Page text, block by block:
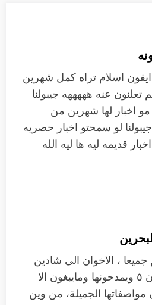
اسلام تراه كمل شهرين
عنه هههههه جيبولنا
اخبار لها شهرين من
لو سمحتو اخبار حصريه
قديمه ليه ها ليه الله
جميعا ، الاخوان الي شادين
ررحهم الايقون ٥ ويمدحونها ومايبغون الا
الجميلة، من وين